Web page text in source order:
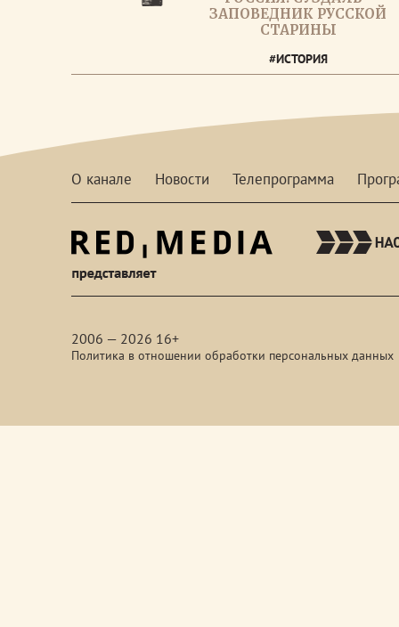
ЗАПОВЕДНИК РУССКОЙ
СТАРИНЫ
#ИСТОРИЯ
О канале Новости Телепрограмма
2006 — 2026 16+
Политика в отношении обработки персональных данных